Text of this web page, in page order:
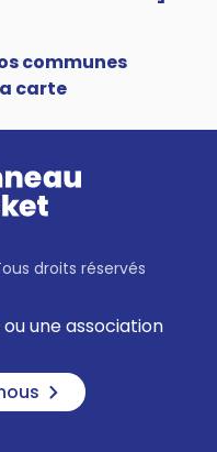
communes
carte
droits réservés
une association